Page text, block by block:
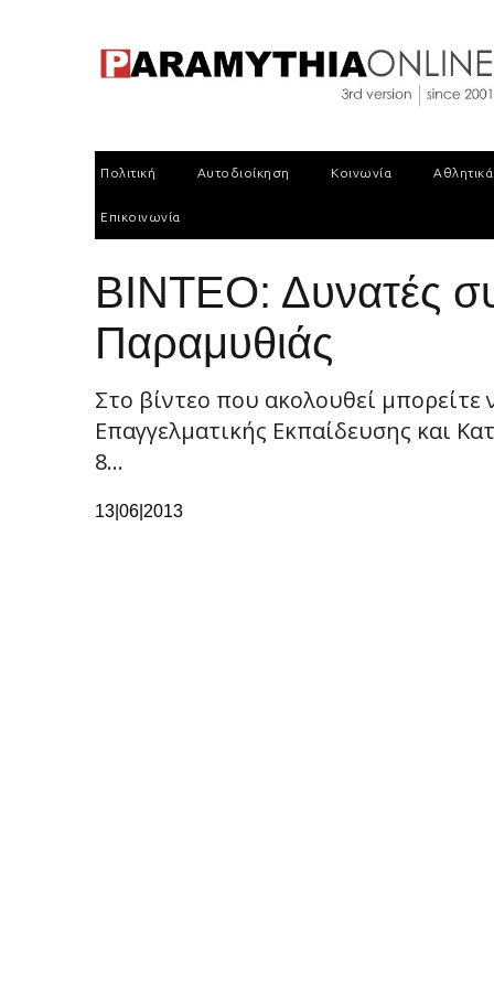
Πολιτική Αυτοδιοίκηση Κοινωνία Αθλητικά
Επικοινωνία
ΒΙΝΤΕΟ: Δυνατές
Παραμυθιάς
Στο βίντεο που ακολουθεί μπορείτε
Επαγγελματικής Εκπαίδευσης και
8...
13|06|2013